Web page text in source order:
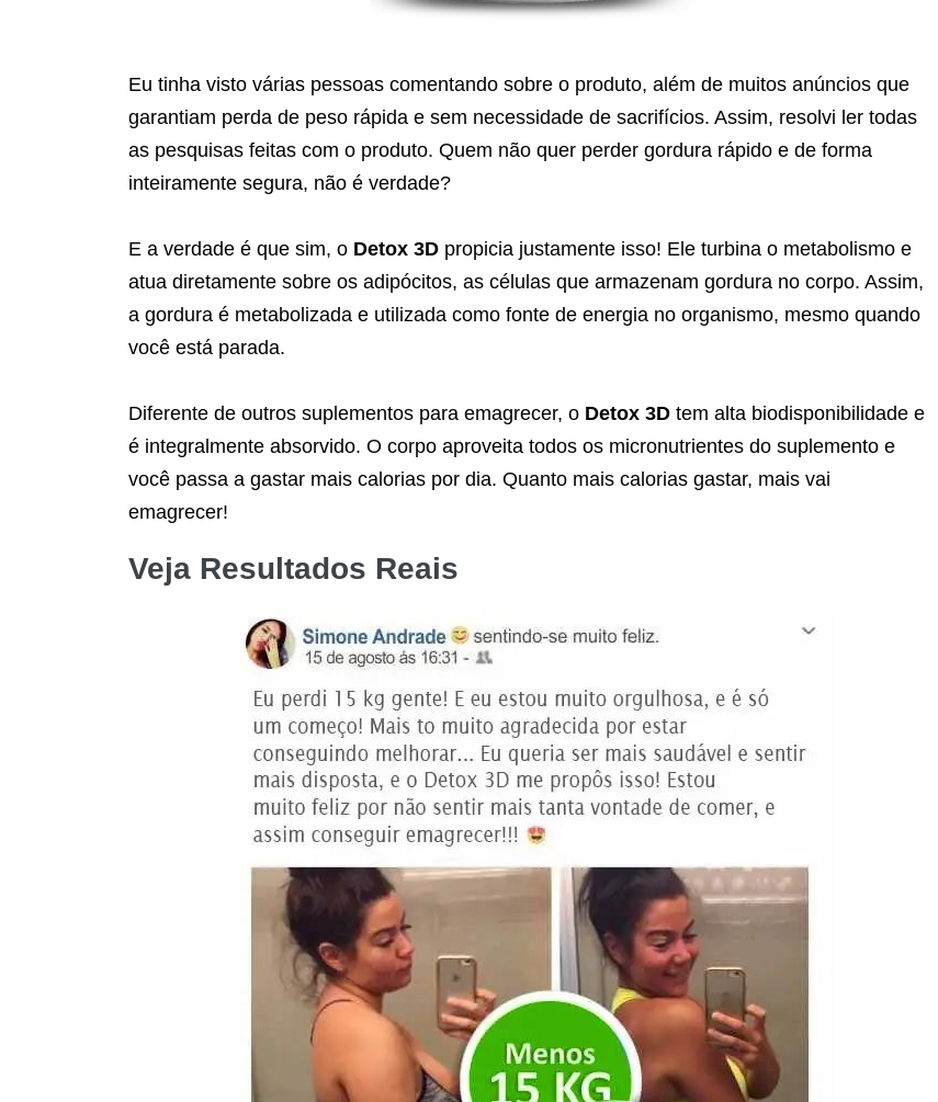
Eu tinha visto várias pessoas comentando sobre o produto, além de muitos anúncios que
garantiam perda de peso rápida e sem necessidade de sacrifícios. Assim, resolvi ler todas
as pesquisas feitas com o produto. Quem não quer perder gordura rápido e de forma
inteiramente segura, não é verdade?
E a verdade é que sim, o Detox 3D propicia justamente isso! Ele turbina o metabolismo e
atua diretamente sobre os adipócitos, as células que armazenam gordura no corpo. Assim,
a gordura é metabolizada e utilizada como fonte de energia no organismo, mesmo quando
você está parada.
Diferente de outros suplementos para emagrecer, o Detox 3D tem alta biodisponibilidade e
é integralmente absorvido. O corpo aproveita todos os micronutrientes do suplemento e
você passa a gastar mais calorias por dia. Quanto mais calorias gastar, mais vai
emagrecer!
Veja Resultados Reais